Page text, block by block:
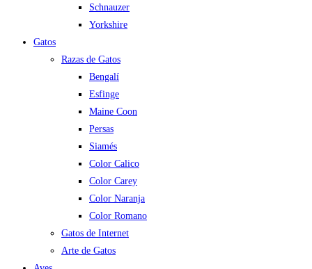
Schnauzer
Yorkshire
Gatos
Razas de Gatos
Bengalí
Esfinge
Maine Coon
Persas
Siamés
Color Calico
Color Carey
Color Naranja
Color Romano
Gatos de Internet
Arte de Gatos